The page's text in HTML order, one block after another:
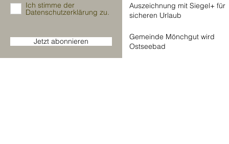
Ich stimme der
Datenschutzerklärung zu.
Jetzt abonnieren
Auszeichnung mit Siegel+ für
sicheren Urlaub
Gemeinde Mönchgut wird
Ostseebad